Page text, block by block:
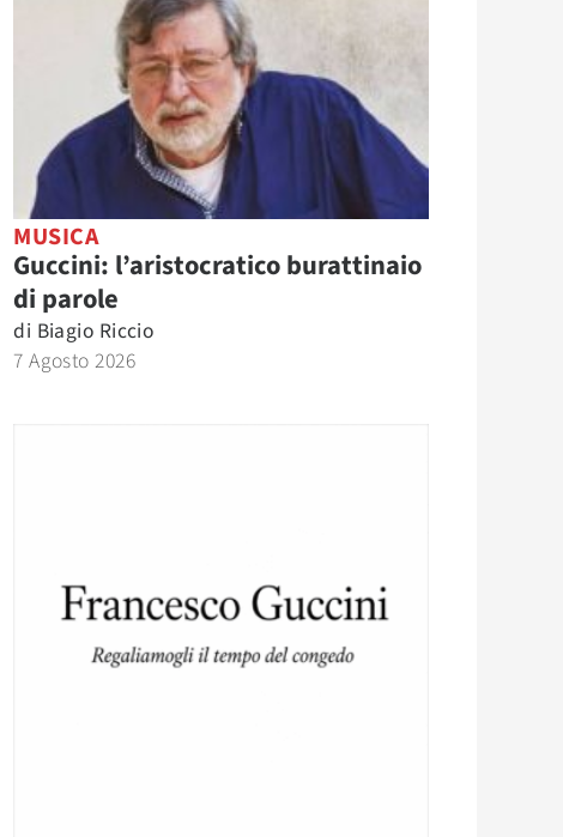
MUSICA
Guccini: l’aristocratico burattinaio
di parole
di Biagio Riccio
7 Agosto 2026